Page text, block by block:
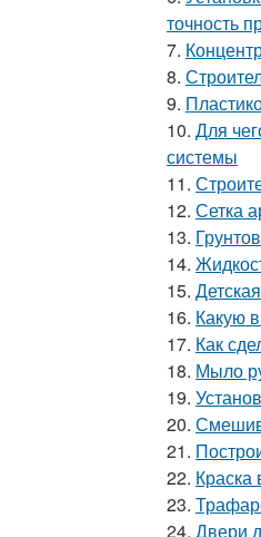
точность
7.
8.
9.
10. Для
системы
11.
12. Сетка
13.
14.
15.
16. Какую
17. Как
18. Мыло
19.
20.
21.
22. Краска
23.
24. Двери